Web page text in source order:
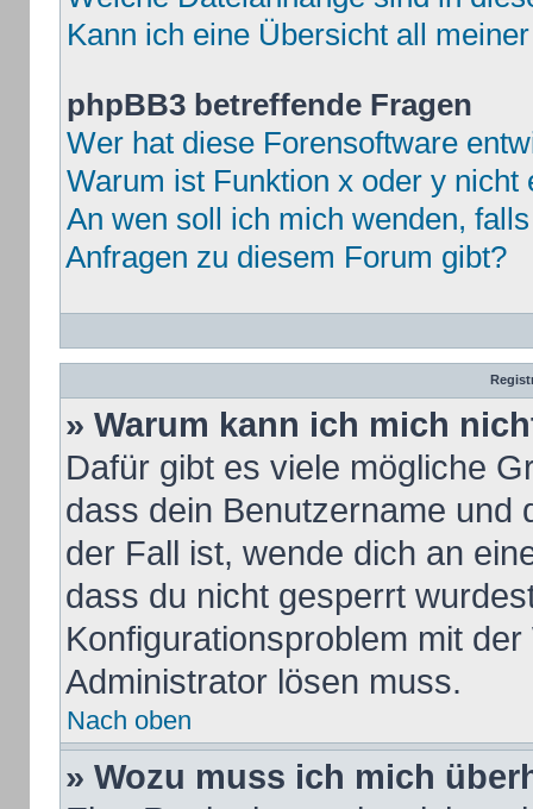
Kann ich eine Übersicht all
phpBB3 betreffende Fragen
Wer hat diese Forensoftware
Warum ist Funktion x oder y nicht
An wen soll ich mich wenden,
Anfragen zu diesem Forum gibt?
» Warum kann ich mich
Dafür gibt es viele mögliche
dass dein Benutzername und
der Fall ist, wende dich an
dass du nicht gesperrt
Konfigurationsproblem mit
Administrator lösen muss.
Nach oben
» Wozu muss ich mich